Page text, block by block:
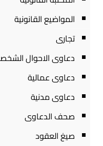
المواضيع القانونية
تجارى
دعاوى الاحوال
دعاوى عمالية
دعاوى مدنية
صحف الدعاوى
صيغ العقود